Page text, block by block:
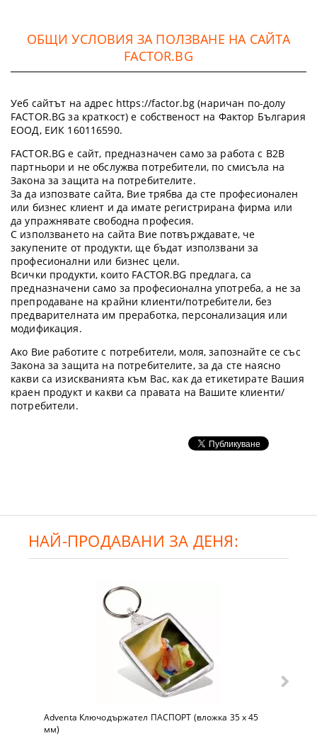
ОБЩИ УСЛОВИЯ ЗА ПОЛЗВАНЕ НА САЙТА
FACTOR.BG
Уеб сайтът на адрес https://factor.bg (наричан по-долу
FACTOR.BG за краткост) е собственост на Фактор България
ЕООД, ЕИК 160116590.
FACTOR.BG е сайт, предназначен само за работа с B2B
партньори и не обслужва потребители, по смисъла на
Закона за защита на потребителите.
За да изпозвате сайта, Вие трябва да сте професионален
или бизнес клиент и да имате регистрирана фирма или
да упражнявате свободна професия.
С използването на сайта Вие потвърждавате, че
закупените от продукти, ще бъдат използвани за
професионални или бизнес цели.
Всички продукти, които FACTOR.BG предлага, са
предназначени само за професионална употреба, а не за
препродаване на крайни клиенти/потребители, без
предварителната им преработка, персонализация или
модификация.
Ако Вие работите с потребители, моля, запознайте се със
Закона за защита на потребителите, за да сте наясно
какви са изискванията към Вас, как да етикетирате Вашия
краен продукт и какви са правата на Вашите клиенти/
потребители.
НАЙ-ПРОДАВАНИ ЗА ДЕНЯ:
Adventa Ключодържател ПАСПОРТ (вложка 35 x 45
мм)